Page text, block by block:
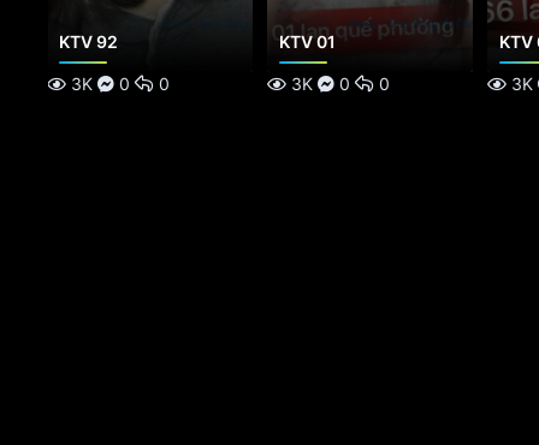
3K 0 0
KTV 92
3K 0 0
KTV 01
3K
KTV